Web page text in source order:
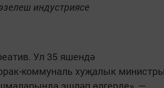
индустриясе
Ул 35 яшендә
коммуналь хуҗалык